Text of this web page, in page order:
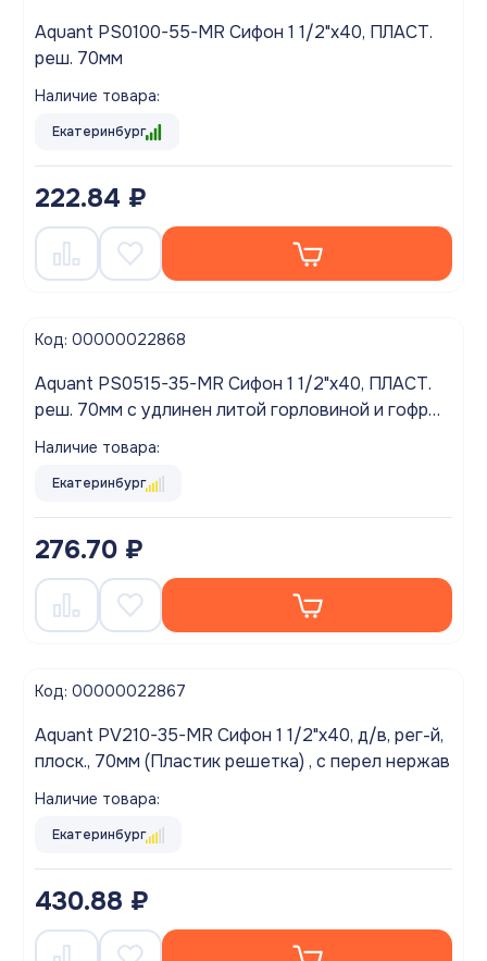
Aquant PS0100-55-MR Сифон 1 1/2"х40, ПЛАСТ.
реш. 70мм
Наличие товара:
Екатеринбург
222.84 ₽
Код: 00000022868
Aquant PS0515-35-MR Сифон 1 1/2"х40, ПЛАСТ.
реш. 70мм с удлинен литой горловиной и гофр
40 Х 40/50
Наличие товара:
Екатеринбург
276.70 ₽
Код: 00000022867
Aquant PV210-35-MR Сифон 1 1/2"х40, д/в, рег-й,
плоск., 70мм (Пластик решетка) , с перел нержав
Наличие товара:
Екатеринбург
430.88 ₽